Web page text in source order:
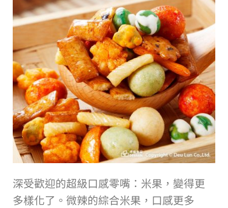
深受歡迎的超級口感零嘴：米果，變得更
多樣化了。微辣的綜合米果，口感更多